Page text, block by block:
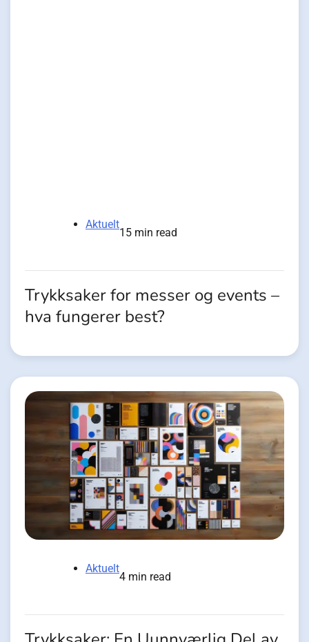
Aktuelt
15 min read
Trykksaker for messer og events –
hva fungerer best?
Aktuelt
4 min read